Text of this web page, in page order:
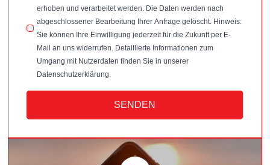
erhoben und verarbeitet werden. Die Daten werden nach
abgeschlossener Bearbeitung Ihrer Anfrage gelöscht. Hinweis:
Sie können Ihre Einwilligung jederzeit für die Zukunft per E-
Mail an uns widerrufen. Detaillierte Informationen zum
Umgang mit Nutzerdaten finden Sie in unserer
Datenschutzerklärung.
SENDEN